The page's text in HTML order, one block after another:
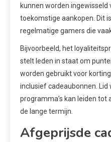
kunnen worden ingewisseld
toekomstige aankopen. Dit
regelmatige gamers die
Bijvoorbeeld, het
stelt leden in staat om
worden gebruikt voor
inclusief cadeaubonnen. Lid
programma’s kan leiden tot
de lange termijn.
Afgeprijsde